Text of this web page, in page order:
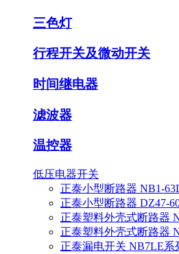
三色灯
行程开关及微动开关
时间继电器
滤波器
温控器
低压电器开关
正泰小型断路器 NB1-
正泰小型断路器 DZ47-
正泰塑料外壳式断路器
正泰塑料外壳式断路器
正泰漏电开关 NB7LE系